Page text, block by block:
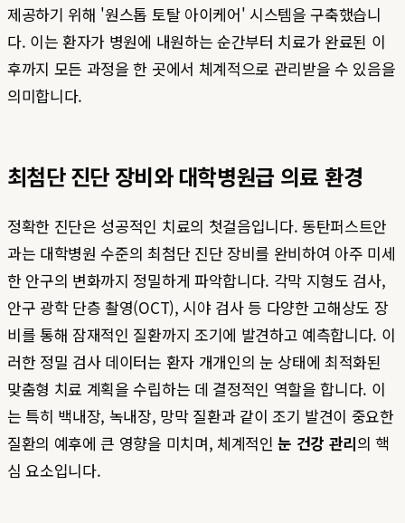
제공하기 위해 '원스톱 토탈 아이케어' 시스템을 구축했습니
다. 이는 환자가 병원에 내원하는 순간부터 치료가 완료된 이
후까지 모든 과정을 한 곳에서 체계적으로 관리받을 수 있음을
의미합니다.
최첨단 진단 장비와 대학병원급 의료 환경
정확한 진단은 성공적인 치료의 첫걸음입니다. 동탄퍼스트안
과는 대학병원 수준의 최첨단 진단 장비를 완비하여 아주 미세
한 안구의 변화까지 정밀하게 파악합니다. 각막 지형도 검사,
안구 광학 단층 촬영(OCT), 시야 검사 등 다양한 고해상도 장
비를 통해 잠재적인 질환까지 조기에 발견하고 예측합니다. 이
러한 정밀 검사 데이터는 환자 개개인의 눈 상태에 최적화된
맞춤형 치료 계획을 수립하는 데 결정적인 역할을 합니다. 이
는 특히 백내장, 녹내장, 망막 질환과 같이 조기 발견이 중요한
질환의 예후에 큰 영향을 미치며, 체계적인눈 건강 관리의 핵
심 요소입니다.